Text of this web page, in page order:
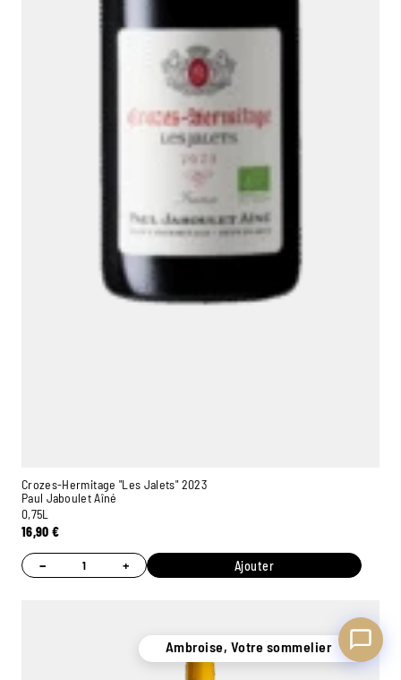
Crozes-Hermitage "Les Jalets" 2023
Paul Jaboulet Aîné
0,75L
16,90€
− + Ajouter
Ambroise, Votre sommelier